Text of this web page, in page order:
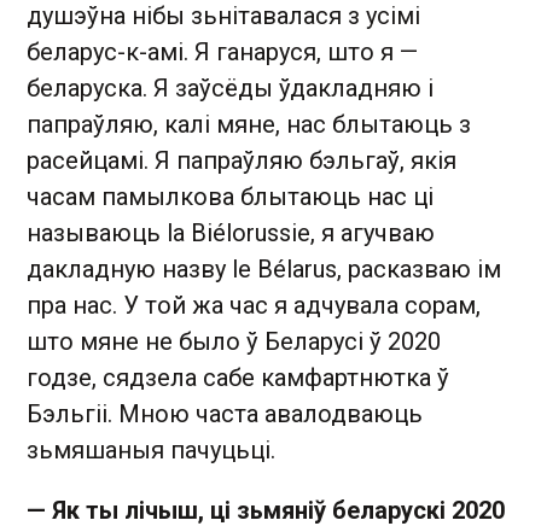
душэўна нібы зьнітавалася з усімі
беларус-к-амі. Я ганаруся, што я —
беларуска. Я заўсёды ўдакладняю і
папраўляю, калі мяне, нас блытаюць з
расейцамі. Я папраўляю бэльгаў, якія
часам памылкова блытаюць нас ці
называюць la Biélorussie, я агучваю
дакладную назву le Bélarus, расказваю ім
пра нас. У той жа час я адчувала сорам,
што мяне не было ў Беларусі ў 2020
годзе, сядзела сабе камфартнютка ў
Бэльгіі. Мною часта авалодваюць
зьмяшаныя пачуцьці.
— Як ты лічыш, ці зьмяніў беларускі 2020